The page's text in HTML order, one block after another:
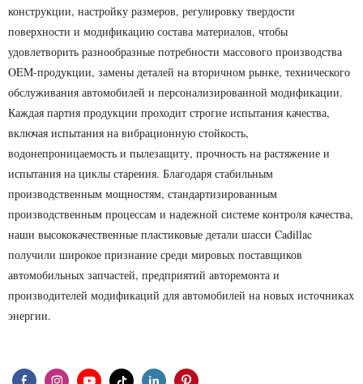
конструкции, настройку размеров, регулировку твердости
поверхности и модификацию состава материалов, чтобы
удовлетворить разнообразные потребности массового производства
OEM-продукции, замены деталей на вторичном рынке, технического
обслуживания автомобилей и персонализированной модификации.
Каждая партия продукции проходит строгие испытания качества,
включая испытания на вибрационную стойкость,
водонепроницаемость и пылезащиту, прочность на растяжение и
испытания на циклы старения. Благодаря стабильным
производственным мощностям, стандартизированным
производственным процессам и надежной системе контроля качества,
наши высококачественные пластиковые детали шасси Cadillac
получили широкое признание среди мировых поставщиков
автомобильных запчастей, предприятий авторемонта и
производителей модификаций для автомобилей на новых источниках
энергии.